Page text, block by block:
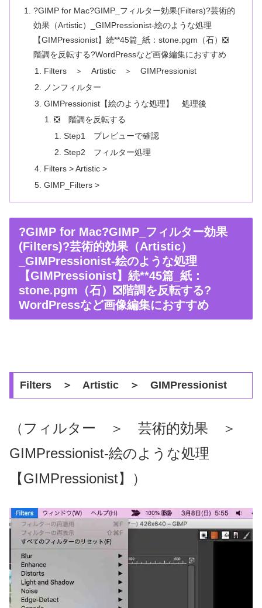
?GIMP for Mac?GIMP_フィルター効果(Filters)?芸術的
効果（Artistic）_GIMPressionist-絵のような処理
【GIMPressionist】続**45篇_紙：stone.pgm（石）❎
階調を反転する?WordPressなど画像編集におすすめ
Filters ＞ Artistic ＞ GIMPressionist
ノンフィルター
GIMPressionist【絵のような処理】 処理後
❎ 階調を反転する
Step1 プレビューで確認
Step2 フィルター処理
Filters > Artistic >
GIMP_Filters >
?GIMP for Mac?GIMP_フィルター効果
(Filters)?芸術的効果（Artistic）
_GIMPressionist-絵のような処理
【GIMPressionist】続**45篇_紙：
stone.pgm（石）❎階調を反転する?
WordPressなど画像編集におすすめ
Filters ＞ Artistic ＞ GIMPressionist
（フィルター ＞ 芸術的効果 ＞
GIMPressionist-絵のような処理
【GIMPressionist】）